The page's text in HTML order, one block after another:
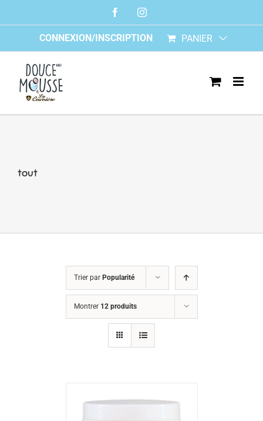
FacebookInstagram
CONNEXION/INSCRIPTION PANIER
tout
Trier par Popularité
Montrer 12 produits